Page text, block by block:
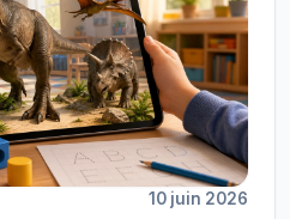
10 juin 2026